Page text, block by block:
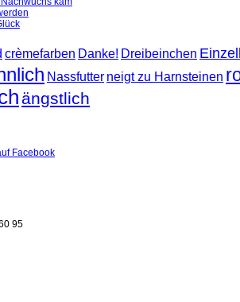
crèmefarben Danke! Dreibeinchen
Nassfutter neigt zu Harnsteinen
ängstlich
Facebook
95